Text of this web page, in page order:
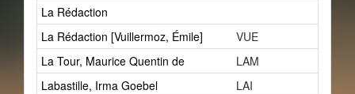
La Rédaction
La Rédaction [Vuillermoz, Émile]
VUE
La Tour, Maurice Quentin de
LAM
Labastille, Irma Goebel
LAI